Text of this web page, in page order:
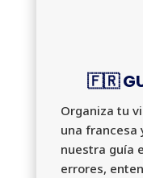
🇫🇷
Organiza tu
una francesa
nuestra guía
errores,